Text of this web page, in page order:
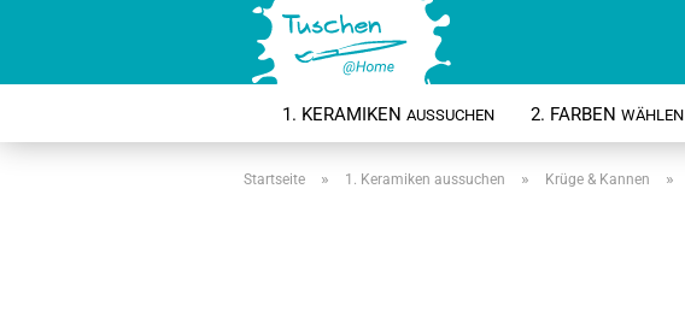
1. KERAMIKEN AUSSUCHEN 2. FARBEN WÄHLEN
Startseite » 1. Keramiken aussuchen » Krüge & Kannen »